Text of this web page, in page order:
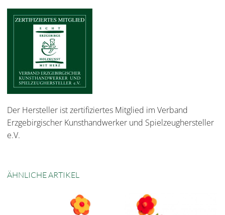
Der Hersteller ist zertifiziertes Mitglied im Verband
Erzgebirgischer Kunsthandwerker und Spielzeughersteller
e.V.
ÄHNLICHE ARTIKEL